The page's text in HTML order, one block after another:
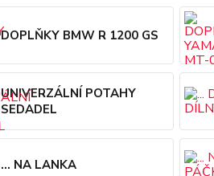
DOPLŇKY BMW R 1200 GS
UNIVERZÁLNÍ POTAHY
SEDADEL
... NA LANKA